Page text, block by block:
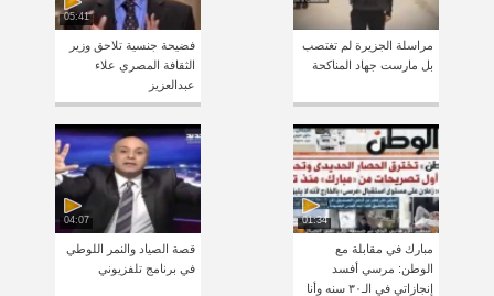
مراسلة الجزيرة لم تغتصب
بل مارست جهاد المناكحة
05:41
فضيحة جنسية تلاحق وزير
الثقافة المصري علاء
عبدالعزيز
01:34
مبارك في مقابلة مع
الوطن: مرسي أفسد
إنجازاتي في الـ٣٠ سنه وأنا
04:07
قصة الصياد والنمر اللوطي
في برنامج تلفزيوني